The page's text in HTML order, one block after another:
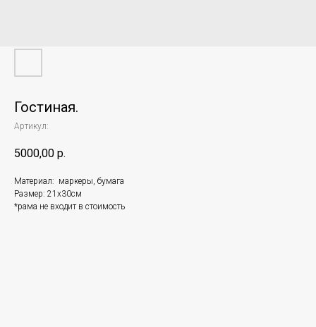
Гостиная.
Артикул:
5000,00 р.
Материал: маркеры, бумага
Размер: 21х30см
*рама не входит в стоимость